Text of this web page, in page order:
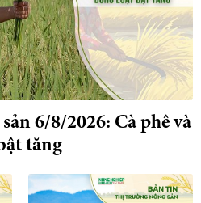
6/8/2026: Cà phê và
tăng